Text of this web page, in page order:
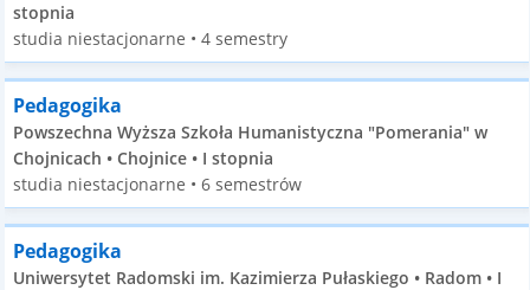
stopnia
studia niestacjonarne • 4 semestry
Pedagogika
Powszechna Wyższa Szkoła Humanistyczna "Pomerania" w
Chojnicach • Chojnice • I stopnia
studia niestacjonarne • 6 semestrów
Pedagogika
Uniwersytet Radomski im. Kazimierza Pułaskiego • Radom • I